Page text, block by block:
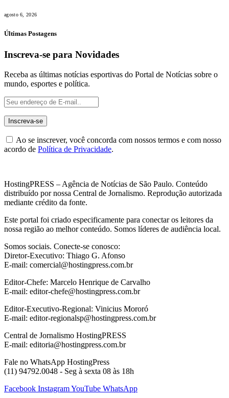
agosto 6, 2026
Últimas Postagens
Inscreva-se para Novidades
Receba as últimas notícias esportivas do Portal de Notícias sobre o
mundo, esportes e política.
Ao se inscrever, você concorda com nossos termos e com nosso
acordo de Política de Privacidade.
HostingPRESS – Agência de Notícias de São Paulo. Conteúdo
distribuído por nossa Central de Jornalismo. Reprodução autorizada
mediante crédito da fonte.
Este portal foi criado especificamente para conectar os leitores da
nossa região ao melhor conteúdo. Somos líderes de audiência local.
Somos sociais. Conecte-se conosco:
Diretor-Executivo: Thiago G. Afonso
E-mail: comercial@hostingpress.com.br
Editor-Chefe: Marcelo Henrique de Carvalho
E-mail: editor-chefe@hostingpress.com.br
Editor-Executivo-Regional: Vinicius Mororó
E-mail: editor-regionalsp@hostingpress.com.br
Central de Jornalismo HostingPRESS
E-mail: editoria@hostingpress.com.br
Fale no WhatsApp HostingPress
(11) 94792.0048 - Seg à sexta 08 às 18h
Facebook InstagramYouTube WhatsApp